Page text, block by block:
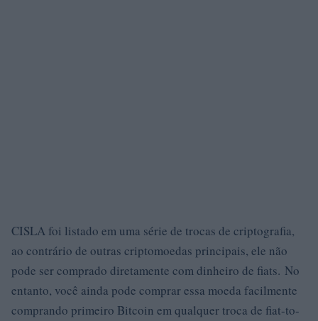
CISLA foi listado em uma série de trocas de criptografia,
ao contrário de outras criptomoedas principais, ele não
pode ser comprado diretamente com dinheiro de fiats. No
entanto, você ainda pode comprar essa moeda facilmente
comprando primeiro Bitcoin em qualquer troca de fiat-to-